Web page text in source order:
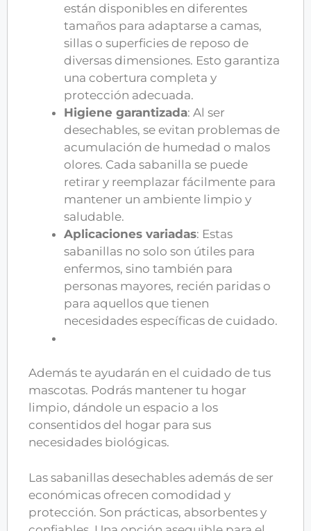
están disponibles en diferentes
tamaños para adaptarse a camas,
sillas o superficies de reposo de
diversas dimensiones. Esto garantiza
una cobertura completa y
protección adecuada.
Higiene garantizada: Al ser
desechables, se evitan problemas de
acumulación de humedad o malos
olores. Cada sabanilla se puede
retirar y reemplazar fácilmente para
mantener un ambiente limpio y
saludable.
Aplicaciones variadas: Estas
sabanillas no solo son útiles para
enfermos, sino también para
personas mayores, recién paridas o
para aquellos que tienen
necesidades específicas de cuidado.
Además te ayudarán en el cuidado de tus
mascotas. Podrás mantener tu hogar
limpio, dándole un espacio a los
consentidos del hogar para sus
necesidades biológicas.
Las sabanillas desechables además de ser
económicas ofrecen comodidad y
protección. Son prácticas, absorbentes y